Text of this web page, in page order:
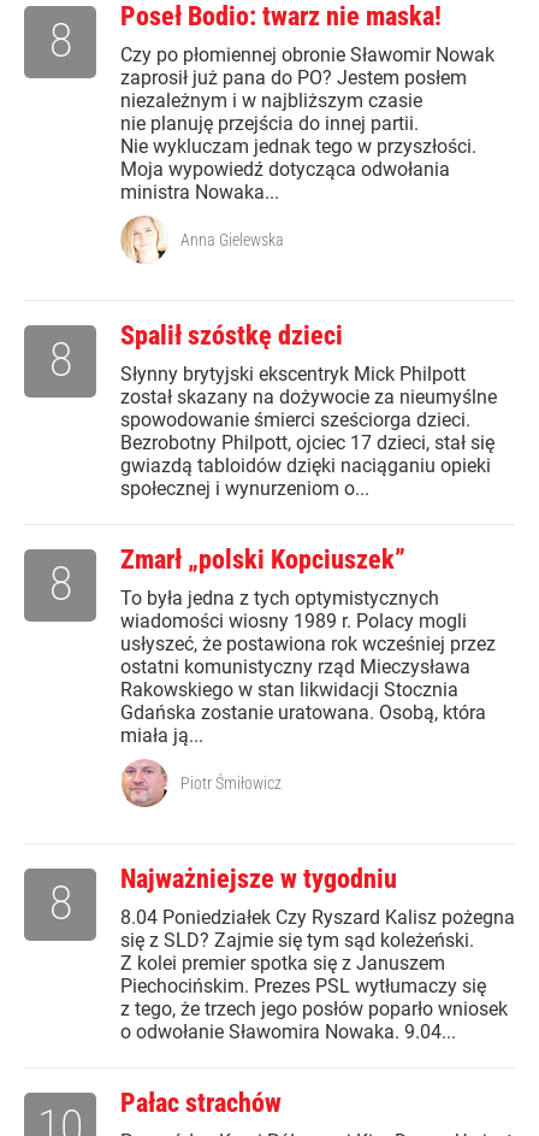
Poseł Bodio: twarz nie maska!
Czy po płomiennej obronie Sławomir Nowak
zaprosił już pana do PO? Jestem posłem
niezależnym i w najbliższym czasie
nie planuję przejścia do innej partii.
Nie wykluczam jednak tego w przyszłości.
Moja wypowiedź dotycząca odwołania
ministra Nowaka...
8
Anna Gielewska
Spalił szóstkę dzieci
Słynny brytyjski ekscentryk Mick Philpott
został skazany na dożywocie za nieumyślne
spowodowanie śmierci sześciorga dzieci.
Bezrobotny Philpott, ojciec 17 dzieci, stał się
gwiazdą tabloidów dzięki naciąganiu opieki
społecznej i wynurzeniom o...
8
Zmarł „polski Kopciuszek”
To była jedna z tych optymistycznych
wiadomości wiosny 1989 r. Polacy mogli
usłyszeć, że postawiona rok wcześniej przez
ostatni komunistyczny rząd Mieczysława
Rakowskiego w stan likwidacji Stocznia
Gdańska zostanie uratowana. Osobą, która
miała ją...
8
Piotr Śmiłowicz
Najważniejsze w tygodniu
8.04 Poniedziałek Czy Ryszard Kalisz pożegna
się z SLD? Zajmie się tym sąd koleżeński.
Z kolei premier spotka się z Januszem
Piechocińskim. Prezes PSL wytłumaczy się
z tego, że trzech jego posłów poparło wniosek
o odwołanie Sławomira Nowaka. 9.04...
8
Pałac strachów